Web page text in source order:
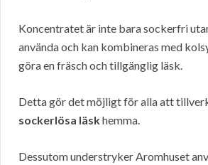
Koncentratet är inte bara sockerfri
använda och kan kombineras med
göra en fräsch och tillgänglig läsk.
Detta gör det möjligt för alla att
sockerlösa läskhemma.
Dessutom understryker Aromhuset